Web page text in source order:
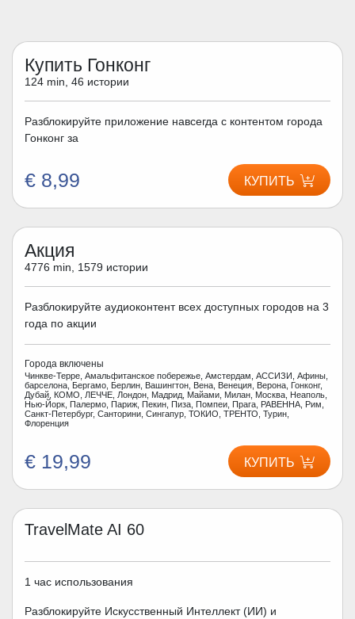
Купить Гонконг
124 min, 46 истории
Разблокируйте приложение навсегда с контентом города
Гонконг за
€ 8,99 КУПИТЬ
Акция
4776 min, 1579 истории
Разблокируйте аудиоконтент всех доступных городов на 3
года по акции
Города включены
Чинкве-Терре, Амальфитанское побережье, Амстердам, АССИЗИ, Афины,
барселона, Бергамо, Берлин, Вашингтон, Вена, Венеция, Верона, Гонконг,
Дубай, КОМО, ЛЕЧЧЕ, Лондон, Мадрид, Майами, Милан, Москва, Неаполь,
Нью-Йорк, Палермо, Париж, Пекин, Пиза, Помпеи, Прага, РАВЕННА, Рим,
Санкт-Петербург, Санторини, Сингапур, ТОКИО, ТРЕНТО, Турин,
Флоренция
€ 19,99 КУПИТЬ
TravelMate AI 60
1 час использования
Разблокируйте Искусственный Интеллект (ИИ) и